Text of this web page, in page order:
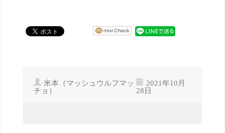
米本（マッシュウルフマッ
チョ）
2021年10月
28日